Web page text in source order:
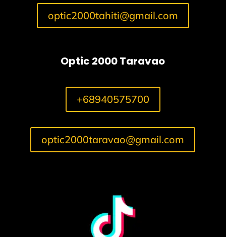
optic2000tahiti@gmail.com
Optic 2000 Taravao
+68940575700
optic2000taravao@gmail.com